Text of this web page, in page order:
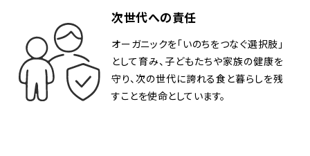
次世代への責任
オーガニックを「いのちをつなぐ選択肢」
として育み、子どもたちや家族の健康を
守り、次の世代に誇れる食と暮らしを残
すことを使命としています。